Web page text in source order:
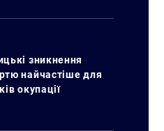
зникнення
найчастіше для
окупації